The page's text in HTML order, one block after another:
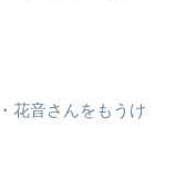
花音さんをもうけ